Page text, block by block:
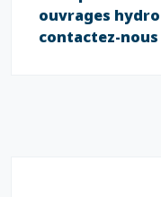
ouvrages
contactez-nous